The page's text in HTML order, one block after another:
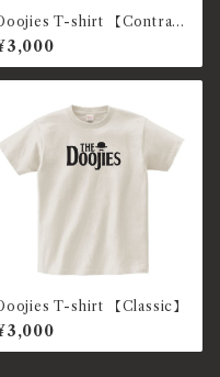
T-shirt 【Contras
T-shirt 【Classic】